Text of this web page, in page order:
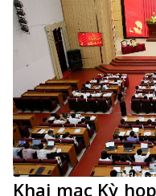
Khai mạc Kỳ